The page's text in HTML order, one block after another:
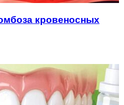
кровеносных